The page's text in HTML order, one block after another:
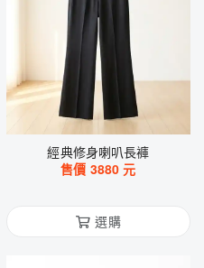
經典修身喇叭長褲
售價 3880 元
選購